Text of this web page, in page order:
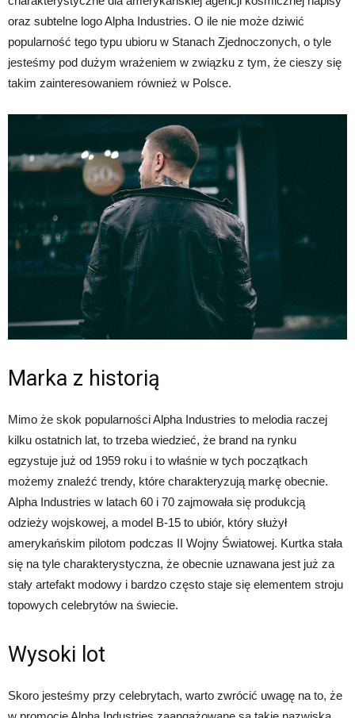
oraz subtelne logo Alpha Industries. O ile nie może dziwić
popularność tego typu ubioru w Stanach Zjednoczonych, o tyle
jesteśmy pod dużym wrażeniem w związku z tym, że cieszy się
takim zainteresowaniem również w Polsce.
Marka z historią
Mimo że skok popularności Alpha Industries to melodia raczej
kilku ostatnich lat, to trzeba wiedzieć, że brand na rynku
egzystuje już od 1959 roku i to właśnie w tych początkach
możemy znaleźć trendy, które charakteryzują markę obecnie.
Alpha Industries w latach 60 i 70 zajmowała się produkcją
odzieży wojskowej, a model B-15 to ubiór, który służył
amerykańskim pilotom podczas II Wojny Światowej. Kurtka stała
się na tyle charakterystyczna, że obecnie uznawana jest już za
stały artefakt modowy i bardzo często staje się elementem stroju
topowych celebrytów na świecie.
Wysoki lot
Skoro jesteśmy przy celebrytach, warto zwrócić uwagę na to, że